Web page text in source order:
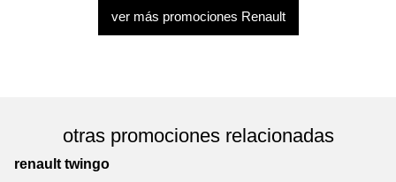
ver más promociones Renault
otras promociones relacionadas
renault twingo